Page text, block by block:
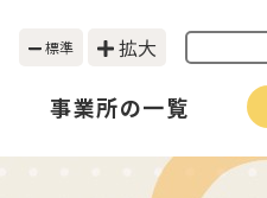
標準 拡大
事業所の一覧